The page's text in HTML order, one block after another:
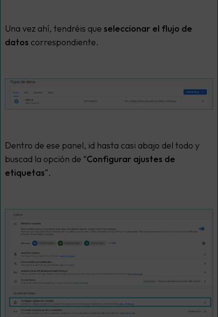
Una vez ahí, tendréis que seleccionar el flujo de
datos correspondiente.
Dentro de ese panel, id hasta casi abajo del todo y
buscad la opción de “Configurar ajustes de
etiquetas”.